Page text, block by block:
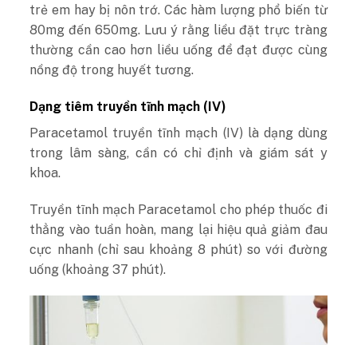
trẻ em hay bị nôn trớ. Các hàm lượng phổ biến từ
80mg đến 650mg. Lưu ý rằng liều đặt trực tràng
thường cần cao hơn liều uống để đạt được cùng
nồng độ trong huyết tương.
Dạng tiêm truyền tĩnh mạch (IV)
Paracetamol truyền tĩnh mạch (IV) là dạng dùng
trong lâm sàng, cần có chỉ định và giám sát y
khoa.
Truyền tĩnh mạch Paracetamol cho phép thuốc đi
thẳng vào tuần hoàn, mang lại hiệu quả giảm đau
cực nhanh (chỉ sau khoảng 8 phút) so với đường
uống (khoảng 37 phút).